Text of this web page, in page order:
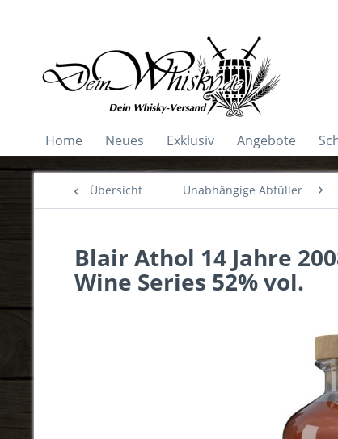
Home Neues Exklusiv Angebote
Übersicht Unabhängige Abfüller
Blair Athol 14 Jahre
Wine Series 52% vol.